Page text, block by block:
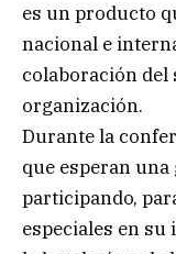
es un producto
nacional e
colaboración del
organización.
Durante la
que esperan
participando,
especiales en